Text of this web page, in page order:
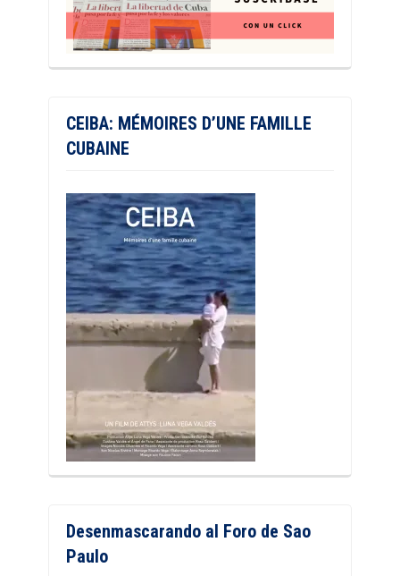
CEIBA: MÉMOIRES D’UNE FAMILLE
CUBAINE
Desenmascarando al Foro de Sao
Paulo